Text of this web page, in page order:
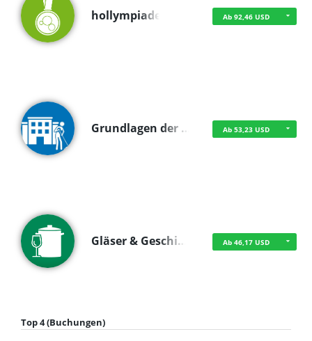
hollympiade Ab 92,46 USD
Grundlagen der … Ab 53,23 USD
Gläser & Geschi… Ab 46,17 USD
Top 4 (Buchungen)